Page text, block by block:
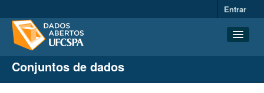
Entrar
Conjuntos de dados
Organizações
Conjuntos de dados